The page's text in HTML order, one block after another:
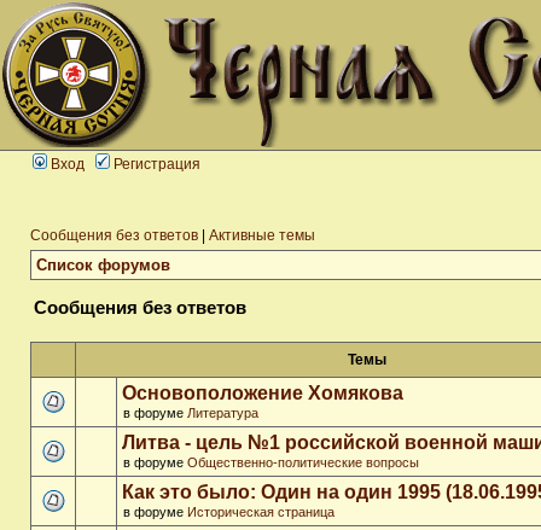
Вход Регистрация
Сообщения без ответов Активные темы
Список форумов
Сообщения без ответов
Темы
Основоположение Хомякова
в форуме Литература
Литва - цель №1 российской военной
в форуме Общественно-политические вопросы
Как это было: Один на один 1995
в форуме Историческая страница